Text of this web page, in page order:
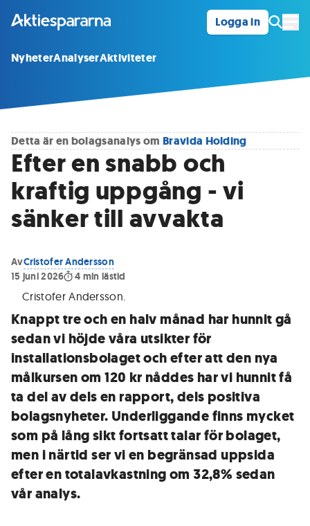
Logga in
NyheterAnalyserAktiviteter
Detta är en bolagsanalys om Bravida Holding
Efter en snabb och
kraftig uppgång - vi
sänker till avvakta
AvCristofer Andersson
15 juni 2026
4 min lästid
Cristofer Andersson.
Knappt tre och en halv månad har hunnit gå
sedan vi höjde våra utsikter för
installationsbolaget och efter att den nya
målkursen om 120 kr nåddes har vi hunnit få
ta del av dels en rapport, dels positiva
bolagsnyheter. Underliggande finns mycket
som på lång sikt fortsatt talar för bolaget,
men i närtid ser vi en begränsad uppsida
efter en totalavkastning om 32,8% sedan
vår analys.